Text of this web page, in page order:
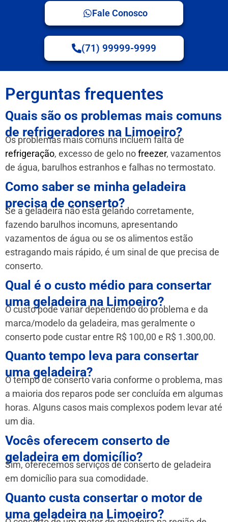
Fale Conosco
(71) 99999-9999
Perguntas frequentes
Quais são os problemas mais comuns
de refrigeradores na Limoeiro?
Os problemas mais comuns incluem falta de
refrigeração, excesso de gelo nofreezer, vazamentos
de água, barulhos estranhos e falhas no termostato.
Como saber se minha geladeira
precisa de conserto?
Se a geladeira não está gelando corretamente,
fazendo barulhos incomuns, apresentando
vazamentos de água ou se os alimentos estão
estragando mais rápido, é um sinal de que precisa de
conserto.
Qual é o custo médio para consertar
uma geladeira na Limoeiro?
O custo pode variar dependendo do problema e da
marca/modelo da geladeira, mas geralmente o
conserto pode custar entre R$ 100,00 e R$ 1.300,00.
Quanto tempo leva para consertar
uma geladeira?
O tempo de conserto varia conforme o problema, mas
a maioria dos reparos pode ser concluída em algumas
horas. Alguns casos mais complexos podem levar até
um dia.
Vocês oferecem conserto de
geladeira em domicílio?
Sim, oferecemos serviços de conserto de geladeira
em domicílio para sua comodidade.
Quanto custa consertar o motor de
uma geladeira na Limoeiro?